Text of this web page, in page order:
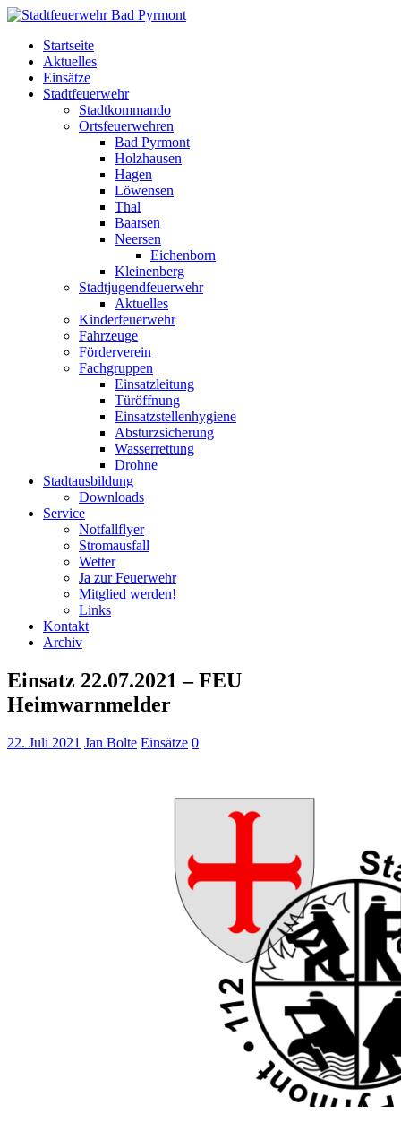
Startseite
Aktuelles
Einsätze
Stadtfeuerwehr
Stadtkommando
Ortsfeuerwehren
Bad Pyrmont
Holzhausen
Hagen
Löwensen
Thal
Baarsen
Neersen
Eichenborn
Kleinenberg
Stadtjugendfeuerwehr
Aktuelles
Kinderfeuerwehr
Fahrzeuge
Förderverein
Fachgruppen
Einsatzleitung
Türöffnung
Einsatzstellenhygiene
Absturzsicherung
Wasserrettung
Drohne
Stadtausbildung
Downloads
Service
Notfallflyer
Stromausfall
Wetter
Ja zur Feuerwehr
Mitglied werden!
Links
Kontakt
Archiv
Einsatz 22.07.2021 – FEU
Heimwarnmelder
22. Juli 2021 Jan Bolte Einsätze 0